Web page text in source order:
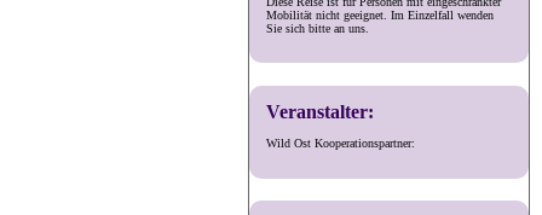
Mobilität nicht geeignet. Im Einzelfall wenden
Sie sich bitte an uns.
Veranstalter:
Wild Ost Kooperationspartner: